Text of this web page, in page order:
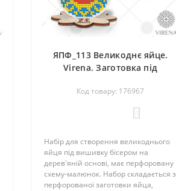
ЯПФ_113 Великоднє яйце.
Virena. Заготовка під
Код товару: 176967
Набір для створення великоднього
яйця під вишивку бісером на
дерев'яній основі, має перфоровану
схему-малюнок. Набор складається з
перфорованої заготовки яйца,